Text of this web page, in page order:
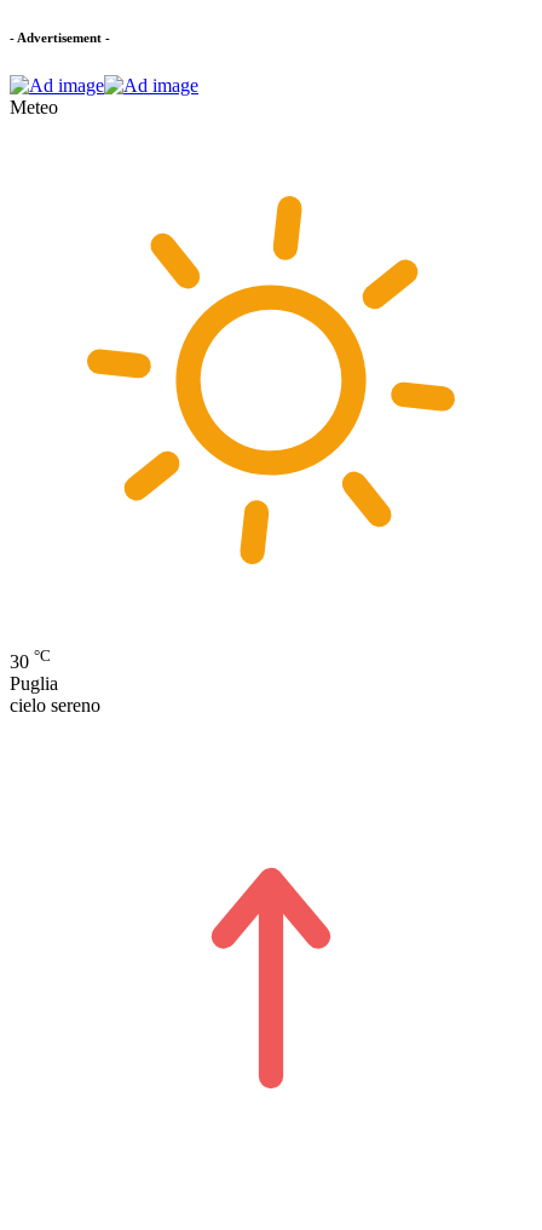
- Advertisement -
Meteo
30 °C
Puglia
cielo sereno